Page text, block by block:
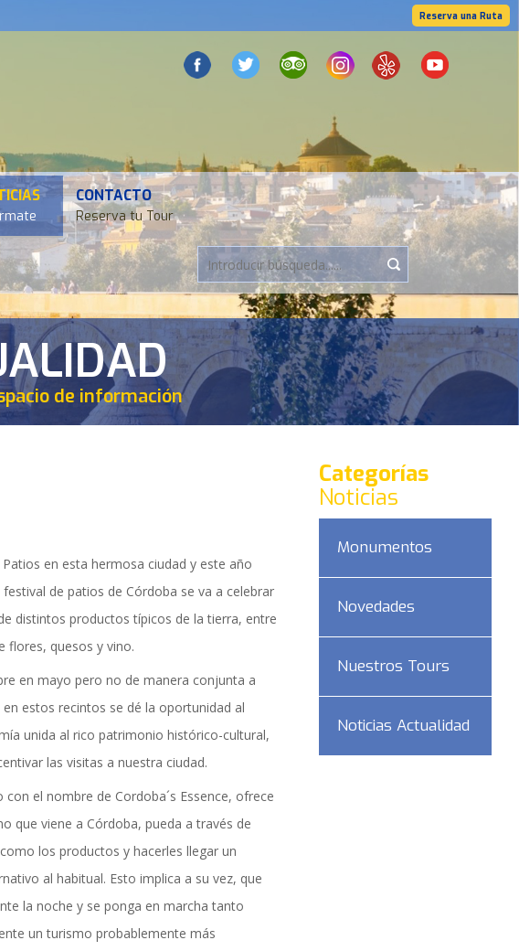
Reserva una Ruta
CONTACTO
Reserva tu Tour
de información
de información
en esta hermosa ciudad y este año
de patios de Córdoba se va a celebrar
distintos productos típicos de la tierra, entre
flores, quesos y vino.
en mayo pero no de manera conjunta a
estos recintos se dé la oportunidad al
unida al rico patrimonio histórico-cultural,
las visitas a nuestra ciudad.
el nombre de Cordoba´s Essence, ofrece
que viene a Córdoba, pueda a través de
los productos y hacerles llegar un
al habitual. Esto implica a su vez, que
la noche y se ponga en marcha tanto
un turismo probablemente más
Categorías
Noticias
Monumentos
Novedades
Nuestros Tours
Noticias Actualidad